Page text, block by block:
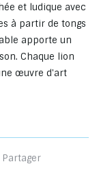
et ludique avec
à partir de tongs
apporte un
Chaque lion
œuvre d'art
Partager